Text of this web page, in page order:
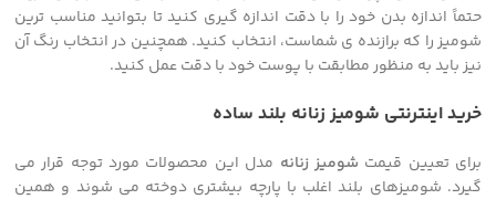
حتماً اندازه بدن خود را با دقت اندازه گیری کنید تا بتوانید مناسب ترین
شومیز را که برازنده ی شماست، انتخاب کنید. همچنین در انتخاب رنگ آن
نیز باید به منظور مطابقت با پوست خود با دقت عمل کنید.
خرید اینترنتی شومیز زنانه بلند ساده
برای تعیین قیمت شومیز زنانه مدل این محصولات مورد توجه قرار می
گیرد. شومیزهای بلند اغلب با پارچه بیشتری دوخته می شوند و همین